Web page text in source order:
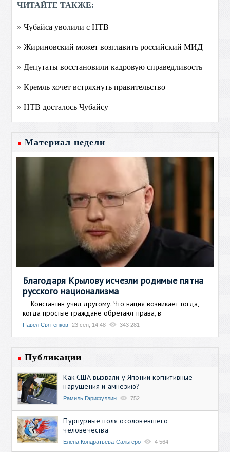
ЧИТАЙТЕ ТАКЖЕ:
» Чубайса уволили с НТВ
» Жириновский может возглавить российский МИД
» Депутаты восстановили кадровую справедливость
» Кремль хочет встряхнуть правительство
» НТВ досталось Чубайсу
Материал недели
Благодаря Крылову исчезли родимые пятна
русского национализма
Константин учил другому. Что нация возникает тогда,
когда простые граждане обретают права, в
Павел Святенков 23 сен, 14:48 343 281
Публикации
Как США вызвали у Японии когнитивные
нарушения и амнезию?
Рамиль Гарифуллин 752
Пурпурные поля осоловевшего
человечества
Елена Кондратьева-Сальгеро 4 564